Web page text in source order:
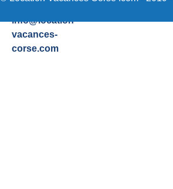
info@location-
vacances-
corse.com